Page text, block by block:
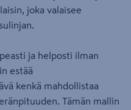
joka valaisee
ja helposti ilman
estää
kenkä mahdollistaa
Tämän mallin